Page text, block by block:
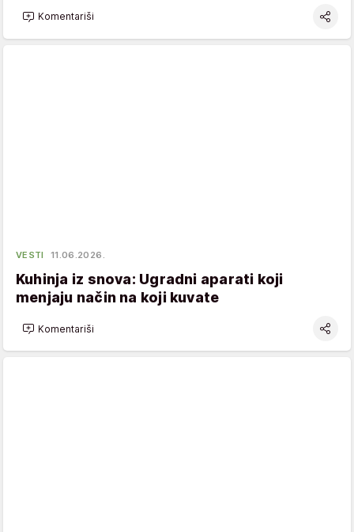
Komentariši
VESTI 11.06.2026.
Kuhinja iz snova: Ugradni aparati koji
menjaju način na koji kuvate
Komentariši